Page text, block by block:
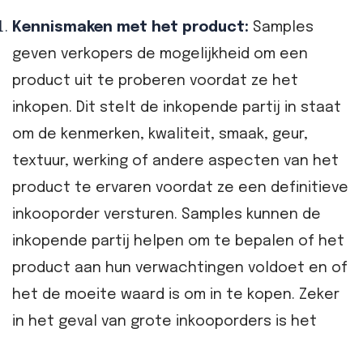
Kennismaken met het product: Samples
geven verkopers de mogelijkheid om een
product uit te proberen voordat ze het
inkopen. Dit stelt de inkopende partij in staat
om de kenmerken, kwaliteit, smaak, geur,
textuur, werking of andere aspecten van het
product te ervaren voordat ze een definitieve
inkooporder versturen. Samples kunnen de
inkopende partij helpen om te bepalen of het
product aan hun verwachtingen voldoet en of
het de moeite waard is om in te kopen. Zeker
in het geval van grote inkooporders is het